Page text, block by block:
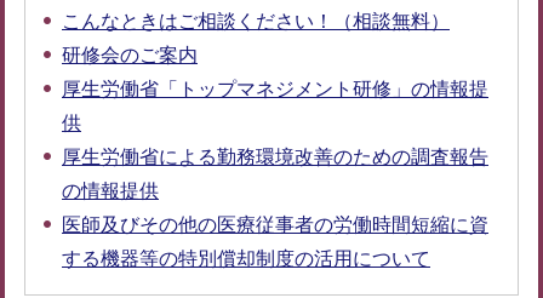
こんなときはご相談ください！（相談無料）
研修会のご案内
厚生労働省「トップマネジメント研修」の情報提
供
厚生労働省による勤務環境改善のための調査報告
の情報提供
医師及びその他の医療従事者の労働時間短縮に資
する機器等の特別償却制度の活用について